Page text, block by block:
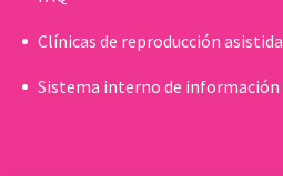
Clínicas de reproducción asistida
Sistema interno de información